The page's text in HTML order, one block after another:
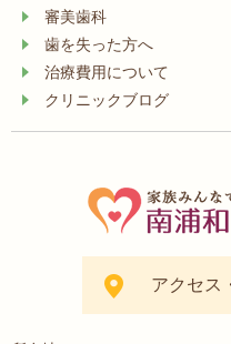
審美歯科
歯を失った方へ
治療費用について
クリニックブログ
アクセス